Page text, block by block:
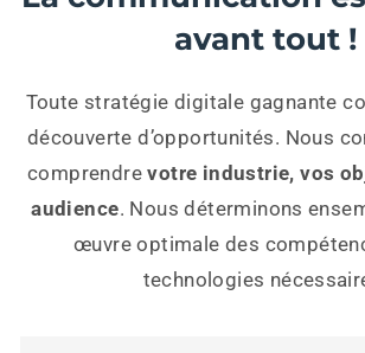
avant tout !
Toute stratégie digitale gagnante
découverte d’opportunités. Nous
comprendrevotre industrie, vos
audience. Nous déterminons
œuvre optimale des
technologies